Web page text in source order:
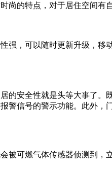
尚的特点，对于居住空间有
强，可以随时更新升级，移
的安全性就是头等大事了。
警信号的警示功能。此外，
被可燃气体传感器侦测到，